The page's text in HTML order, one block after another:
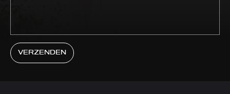
VERZENDEN